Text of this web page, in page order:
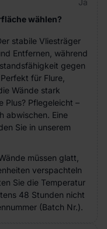
Ja
wählen?
stabile Vliesträger
Entfernen, während
gegen
für Flure,
Wände stark
Plus? Pflegeleicht –
abwischen. Eine
Sie in unserem
müssen glatt,
verspachteln
Sie die Temperatur
48 Stunden nicht
(Batch Nr.).